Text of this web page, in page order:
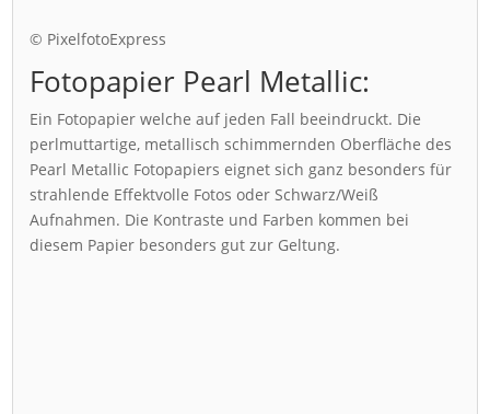
© PixelfotoExpress
Fotopapier Pearl Metallic:
Ein Fotopapier welche auf jeden Fall beeindruckt. Die
perlmuttartige, metallisch schimmernden Oberfläche des
Pearl Metallic Fotopapiers eignet sich ganz besonders für
strahlende Effektvolle Fotos oder Schwarz/Weiß
Aufnahmen. Die Kontraste und Farben kommen bei
diesem Papier besonders gut zur Geltung.